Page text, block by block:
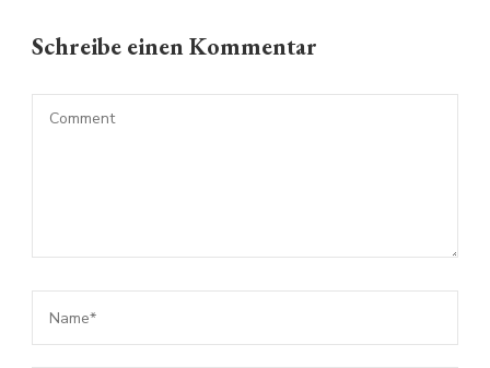
Schreibe einen Kommentar